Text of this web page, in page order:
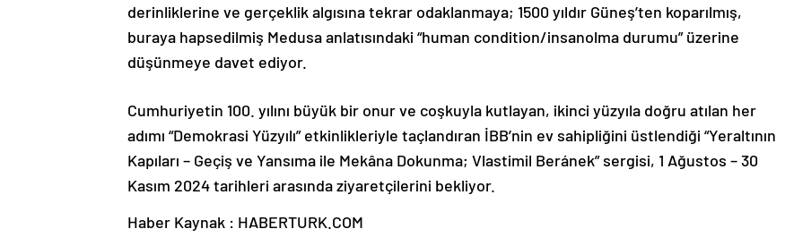
derinliklerine ve gerçeklik algısına tekrar odaklanmaya; 1500 yıldır Güneş’ten koparılmış,
buraya hapsedilmiş Medusa anlatısındaki “human condition/insanolma durumu” üzerine
düşünmeye davet ediyor.
Cumhuriyetin 100. yılını büyük bir onur ve coşkuyla kutlayan, ikinci yüzyıla doğru atılan her
adımı “Demokrasi Yüzyılı” etkinlikleriyle taçlandıran İBB’nin ev sahipliğini üstlendiği “Yeraltının
Kapıları – Geçiş ve Yansıma ile Mekâna Dokunma; Vlastimil Beránek” sergisi, 1 Ağustos – 30
Kasım 2024 tarihleri arasında ziyaretçilerini bekliyor.
Haber Kaynak : HABERTURK.COM